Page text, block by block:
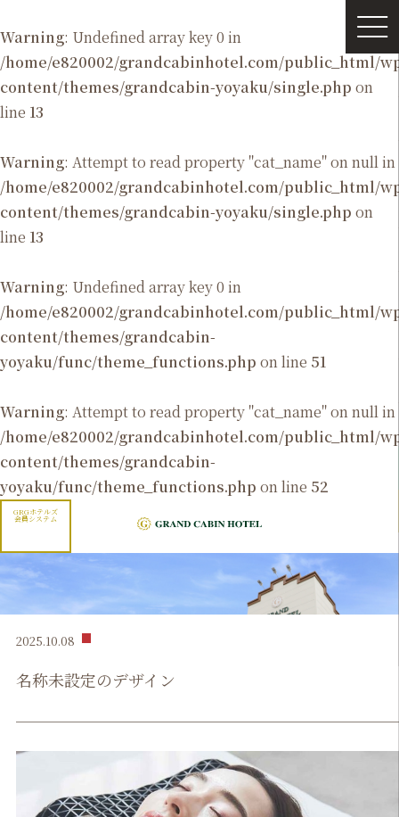
Warning: Undefined array key 0 in
/home/e820002/grandcabinhotel.com/public_html/
content/themes/grandcabin-yoyaku/single.php on
line 13
Warning: Attempt to read property "cat_name" on null in
/home/e820002/grandcabinhotel.com/public_html/
content/themes/grandcabin-yoyaku/single.php on
line 13
Warning: Undefined array key 0 in
/home/e820002/grandcabinhotel.com/public_html/
content/themes/grandcabin-
yoyaku/func/theme_functions.php on line 51
Warning: Attempt to read property "cat_name" on null in
/home/e820002/grandcabinhotel.com/public_html/
content/themes/grandcabin-
yoyaku/func/theme_functions.php on line 52
GRGホテルズ
会員システム
2025.10.08
名称未設定のデザイン